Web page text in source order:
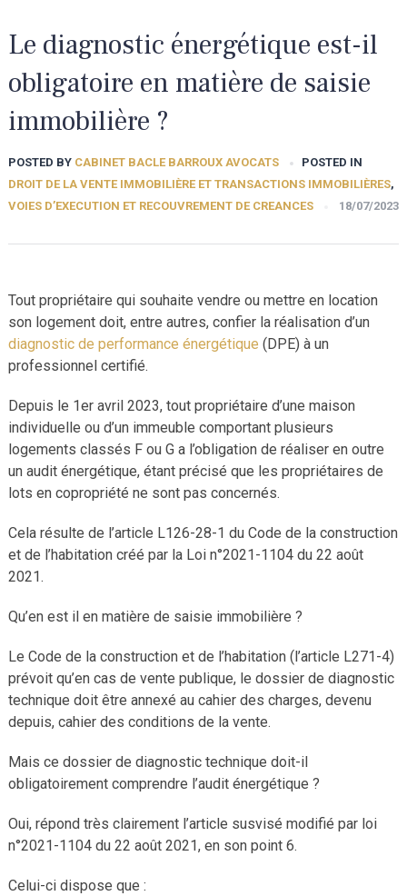
Le diagnostic énergétique est-il
obligatoire en matière de saisie
immobilière ?
POSTED BY CABINET BACLE BARROUX AVOCATS
POSTED IN
DROIT DE LA VENTE IMMOBILIÈRE ET TRANSACTIONS IMMOBILIÈRES,
VOIES D’EXECUTION ET RECOUVREMENT DE CREANCES
18/07/2023
Tout propriétaire qui souhaite vendre ou mettre en location
son logement doit, entre autres, confier la réalisation d’un
diagnostic de performance énergétique (DPE) à un
professionnel certifié.
Depuis le 1eravril 2023, tout propriétaire d’une maison
individuelle ou d’un immeuble comportant plusieurs
logements classés F ou G a l’obligation de réaliser en outre
un audit énergétique, étant précisé que les propriétaires de
lots en copropriété ne sont pas concernés.
Cela résulte de l’article L126-28-1 du Code de la construction
et de l’habitation créé par la Loi n°2021-1104 du 22 août
2021.
Qu’en est il en matière de saisie immobilière ?
Le Code de la construction et de l’habitation (l’article L271-4)
prévoit qu’en cas de vente publique, le dossier de diagnostic
technique doit être annexé au cahier des charges, devenu
depuis, cahier des conditions de la vente.
Mais ce dossier de diagnostic technique doit-il
obligatoirement comprendre l’audit énergétique ?
Oui, répond très clairement l’article susvisé modifié par loi
n°2021-1104 du 22 août 2021, en son point 6.
Celui-ci dispose que :